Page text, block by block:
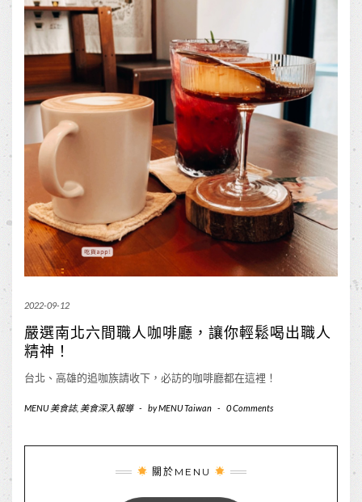
2022-09-12
嚴選南北六間職人咖啡廳，讓你輕鬆喝出職人
精神！
台北、高雄的追咖族請收下，必訪的咖啡廳都在這裡！
MENU 美食誌, 美食深入報導 - byMENU Taiwan - 0 Comments
關於MENU